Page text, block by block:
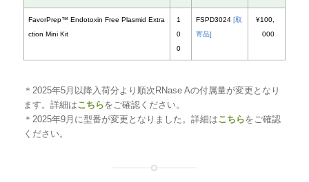
＊2025年5月以降入荷分より順次RNase Aの付属量が変更となり
ます。詳細はこちらをご確認ください。
＊2025年9月に型番が変更となりました。詳細はこちらをご確認
ください。